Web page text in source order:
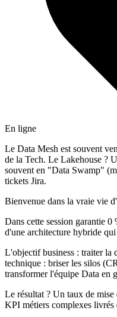
En ligne
Le Data Mesh est souvent
de la Tech. Le Lakehouse ?
souvent en "Data Swamp"
tickets Jira.
Bienvenue dans la vraie vie
Dans cette session garantie
d'une architecture hybride
L'objectif business : traiter la
technique : briser les silos
transformer l'équipe Data en
Le résultat ? Un taux de
KPI métiers complexes livrés